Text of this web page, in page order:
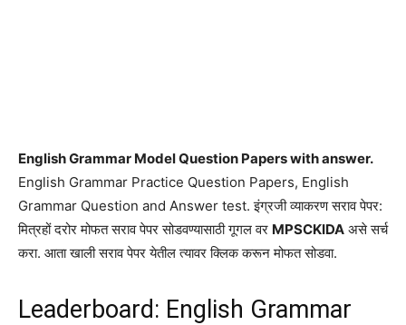
English Grammar Model Question Papers with answer.
English Grammar Practice Question Papers, English
Grammar Question and Answer test. इंग्रजी व्याकरण सराव पेपर:
मित्रहों दरोर मोफत सराव पेपर सोडवण्यासाठी गूगल वर MPSCKIDA असे सर्च
करा. आता खाली सराव पेपर येतील त्यावर क्लिक करून मोफत सोडवा.
Leaderboard: English Grammar